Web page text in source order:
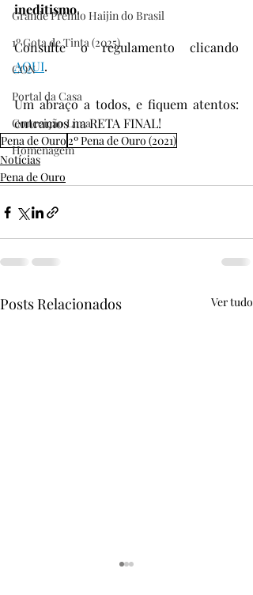
Grande Prêmio Haijin do Brasil
1º Gota de Tinta (2025)
CON
Portal da Casa
Conceição Lima
Homenagem
ineditismo.
AQUI.
Um abraço a todos, e fiquem atentos:
entramos na RETA FINAL!
Pena de Ouro2º Pena de Ouro (2021)
Notícias
Pena de Ouro
Posts Relacionados Ver tudo